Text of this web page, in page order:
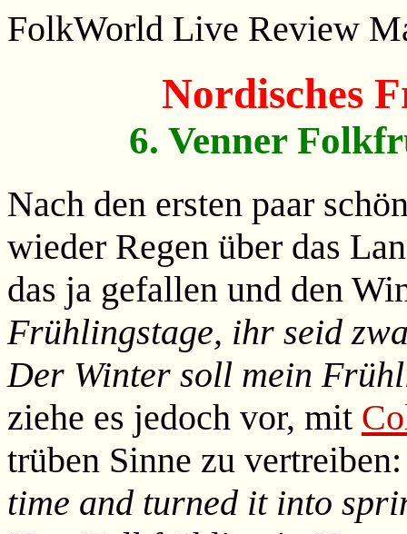
FolkWorld Live Review
Nordisches
6. Venner
Nach den ersten paar
wieder Regen über das
das ja gefallen und den
Frühlingstage, ihr seid
Der Winter soll mein
ziehe es jedoch vor, mit
trüben Sinne zu
time and turned it into